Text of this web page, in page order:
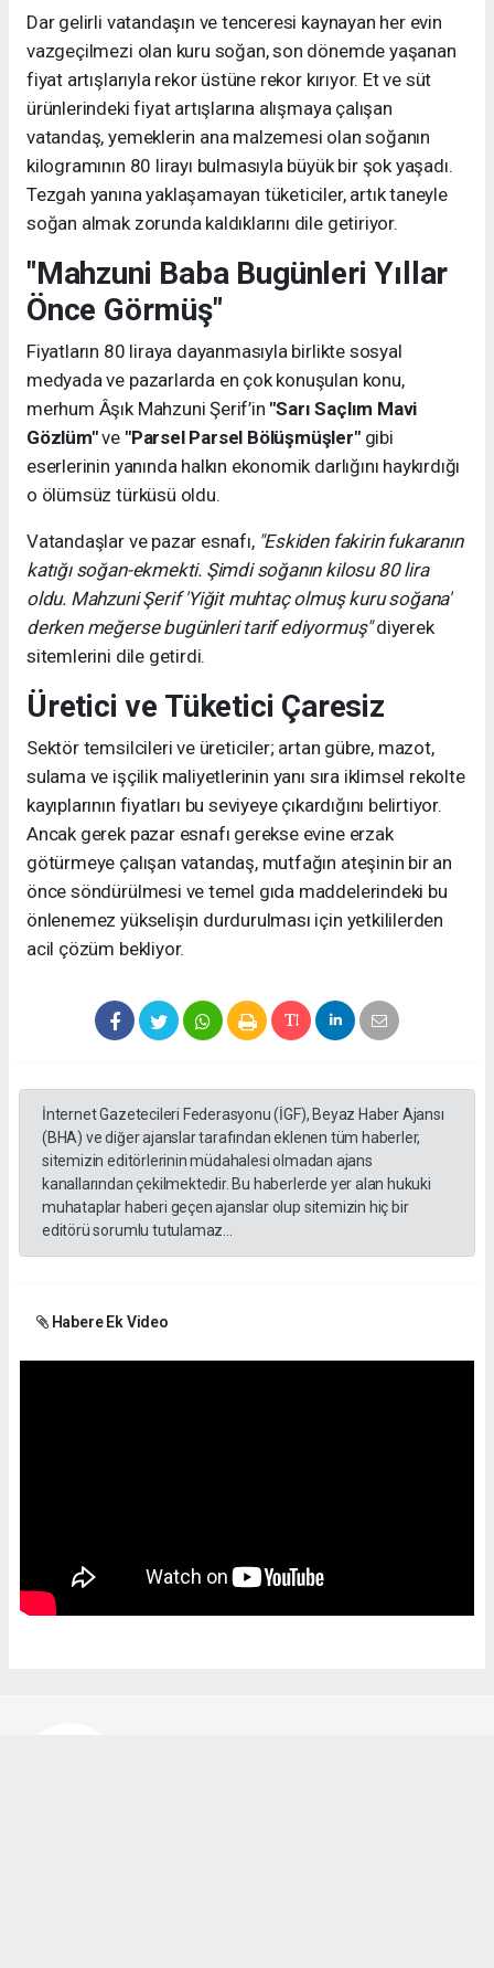
Dar gelirli vatandaşın ve tenceresi kaynayan her evin
vazgeçilmezi olan kuru soğan, son dönemde yaşanan
fiyat artışlarıyla rekor üstüne rekor kırıyor. Et ve süt
ürünlerindeki fiyat artışlarına alışmaya çalışan
vatandaş, yemeklerin ana malzemesi olan soğanın
kilogramının 80 lirayı bulmasıyla büyük bir şok yaşadı.
Tezgah yanına yaklaşamayan tüketiciler, artık taneyle
soğan almak zorunda kaldıklarını dile getiriyor.
"Mahzuni Baba Bugünleri Yıllar
Önce Görmüş"
Fiyatların 80 liraya dayanmasıyla birlikte sosyal
medyada ve pazarlarda en çok konuşulan konu,
merhum Âşık Mahzuni Şerif’in "Sarı Saçlım Mavi
Gözlüm"ve "Parsel Parsel Bölüşmüşler"gibi
eserlerinin yanında halkın ekonomik darlığını haykırdığı
o ölümsüz türküsü oldu.
Vatandaşlar ve pazar esnafı, "Eskiden fakirin fukaranın
katığı soğan-ekmekti. Şimdi soğanın kilosu 80 lira
oldu. Mahzuni Şerif 'Yiğit muhtaç olmuş kuru soğana'
derken meğerse bugünleri tarif ediyormuş"diyerek
sitemlerini dile getirdi.
Üretici ve Tüketici Çaresiz
Sektör temsilcileri ve üreticiler; artan gübre, mazot,
sulama ve işçilik maliyetlerinin yanı sıra iklimsel rekolte
kayıplarının fiyatları bu seviyeye çıkardığını belirtiyor.
Ancak gerek pazar esnafı gerekse evine erzak
götürmeye çalışan vatandaş, mutfağın ateşinin bir an
önce söndürülmesi ve temel gıda maddelerindeki bu
önlenemez yükselişin durdurulması için yetkililerden
acil çözüm bekliyor.
İnternet Gazetecileri Federasyonu (İGF), Beyaz Haber Ajansı
(BHA) ve diğer ajanslar tarafından eklenen tüm haberler,
sitemizin editörlerinin müdahalesi olmadan ajans
kanallarından çekilmektedir. Bu haberlerde yer alan hukuki
muhataplar haberi geçen ajanslar olup sitemizin hiç bir
editörü sorumlu tutulamaz...
Habere Ek Video